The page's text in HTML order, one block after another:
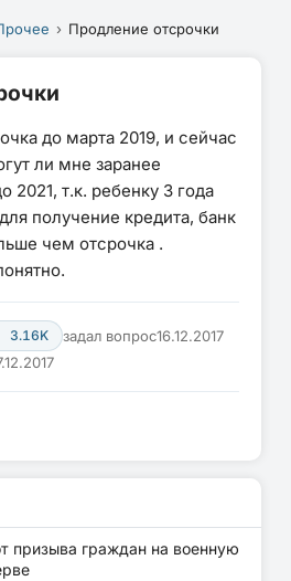
Продление отсрочки
до марта 2019, и сейчас
ли мне заранее
2021, т.к. ребенку 3 года
получение кредита, банк
чем отсрочка .
3.16K задал вопрос16.12.2017
призыва граждан на военную